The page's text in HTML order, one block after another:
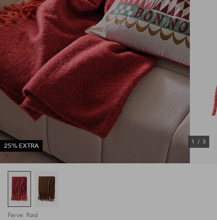
25% EXTRA
1 / 3
Farve: Rød